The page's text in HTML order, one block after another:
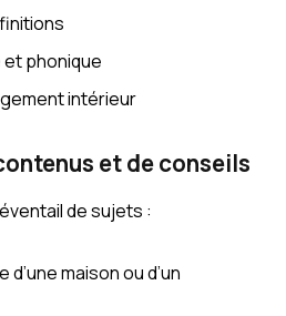
et phonique
intérieur
et de conseils
de sujets :
maison ou d’un